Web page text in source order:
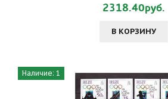
2318.40руб.
В КОРЗИНУ
Наличие: 1